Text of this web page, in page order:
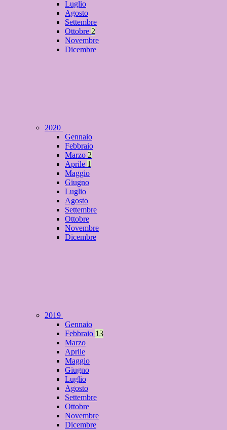
Luglio
Agosto
Settembre
Ottobre 2
Novembre
Dicembre
2020
Gennaio
Febbraio
Marzo 2
Aprile 1
Maggio
Giugno
Luglio
Agosto
Settembre
Ottobre
Novembre
Dicembre
2019
Gennaio
Febbraio 13
Marzo
Aprile
Maggio
Giugno
Luglio
Agosto
Settembre
Ottobre
Novembre
Dicembre